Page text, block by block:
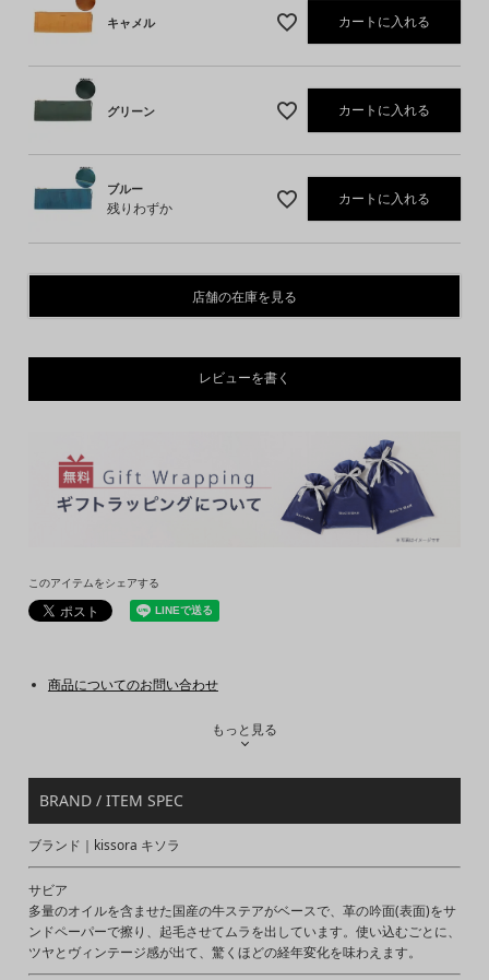
キャメル カートに入れる
グリーン カートに入れる
ブルー
残りわずか
カートに入れる
店舗の在庫を見る
レビューを書く
このアイテムをシェアする
商品についてのお問い合わせ
もっと見る
BRAND / ITEM SPEC
ブランド｜kissora キソラ
サビア
多量のオイルを含ませた国産の牛ステアがベースで、革の吟面(表面)をサ
ンドペーパーで擦り、起毛させてムラを出しています。使い込むごとに、
ツヤとヴィンテージ感が出て、驚くほどの経年変化を味わえます。